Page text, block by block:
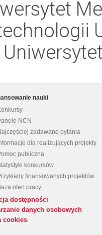
nauki
NCN
zadawane pytania
dla realizujących projekty
publiczna
konkursów
finansowanych projektów
ofert pracy
dostępności
danych osobowych
cookies